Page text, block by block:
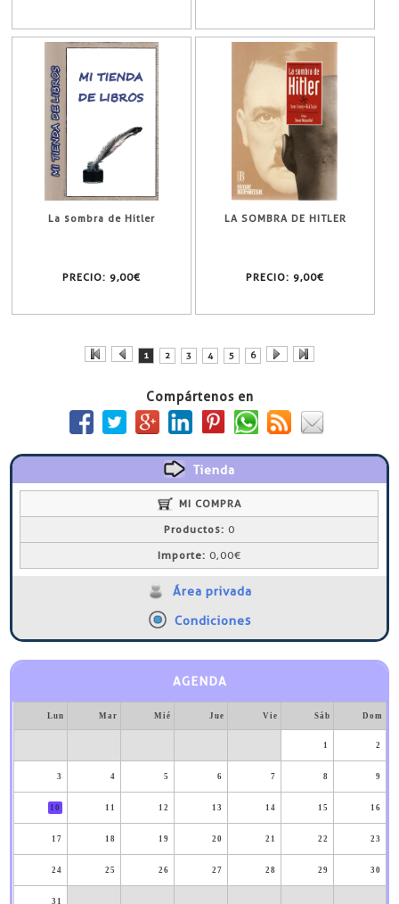
La sombra de Hitler
PRECIO: 9,00€
LA SOMBRA DE HITLER
PRECIO: 9,00€
1 2 3 4 5 6
Compártenos en
Tienda
MI COMPRA
Productos: 0
Importe: 0,00€
Área privada
Condiciones
AGENDA
Lun Mar Mié Jue Vie Sáb Dom
1 2
3 4 5 6 7 8 9
10 11 12 13 14 15 16
17 18 19 20 21 22 23
24 25 26 27 28 29 30
31